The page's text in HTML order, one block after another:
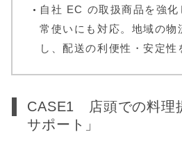
自社 EC の取扱商品を強化
常使いにも対応。地域の物
し、配送の利便性・安定性
CASE1 店頭での料理
サポート」